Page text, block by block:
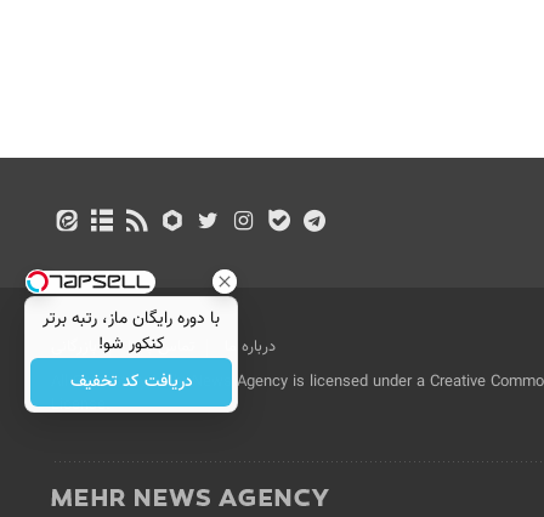
درباره ما تماس با ما
All Content by Mehr News Agency is licensed under a Creative
License.
با دوره رایگان ماز، رتبه برتر
کنکور شو!
دریافت کد تخفیف